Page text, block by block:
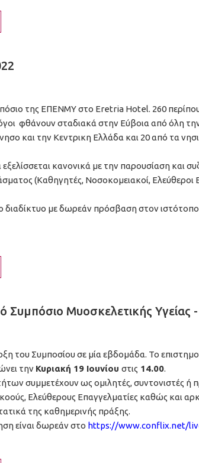
της ΕΠΕΝΜΥ στο Eretria Hotel. 260
φθάνουν σταδιακά στην Εύβοια από όλη
και την Κεντρικη Ελλάδα και 20 από τα
κανονικά με την παρουσίαση και
(Καθηγητές, Νοσοκομειακοί, Ελεύθεροι
διαδίκτυο με δωρεάν πρόσβαση στον
Συμπόσιο Μυοσκελετικής Υγείας -
του Συμποσίου σε μία εβδομάδα. Το
την Κυριακή 19 Ιουνίου στις 14.00.
συμμετέχουν ως ομιλητές, συντονιστές ή
Ελεύθερους Επαγγελματίες καθώς και
της καθημερινής πράξης.
είναι δωρεάν στο https://www.conflix.net/